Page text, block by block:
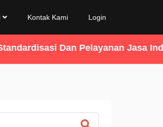
Kontak Kami Login
Dan Pelayanan Jasa